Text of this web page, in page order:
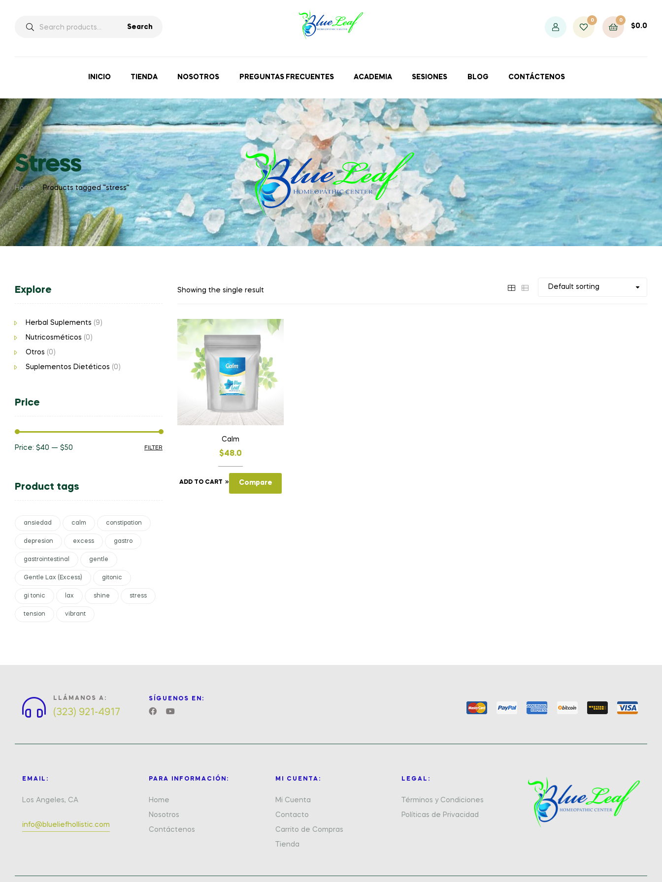
Search
0 0
$0.0
INICIO TIENDA NOSOTROS PREGUNTAS FRECUENTES ACADEMIA SESIONES BLOG CONTÁCTENOS
Stress
Home Products tagged “stress”
Showing the single result
Calm
$48.0
ADD TO CART Compare
Explore
Herbal Suplements (9)
Nutricosméticos (0)
Otros (0)
Suplementos Dietéticos (0)
Price
FILTER
Price: $40 — $50
Product tags
ansiedad calm constipation
depresion excess gastro
gastrointestinal gentle
Gentle Lax (Excess) gitonic
gi tonic lax shine stress
tension vibrant
LLÁMANOS A:
(323) 921-4917
SÍGUENOS EN:
EMAIL:
Los Angeles, CA
info@blueliefhollistic.com
PARA INFORMACIÓN:
Home
Nosotros
Contáctenos
MI CUENTA:
Mi Cuenta
Contacto
Carrito de Compras
Tienda
LEGAL:
Términos y Condiciones
Políticas de Privacidad